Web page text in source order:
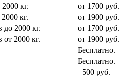
кг.
от 1700 руб.
кг.
от 1900 руб.
до 2000 кг.
от 1700 руб.
от 2000 кг.
от 1900 руб.
Бесплатно.
Бесплатно.
+500 руб.